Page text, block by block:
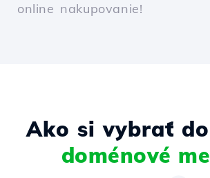
online nakupovanie!
Ako si vybrať
doménové